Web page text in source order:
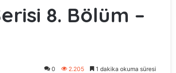
8. Bölüm –
0 2.205 1 dakika okuma süresi